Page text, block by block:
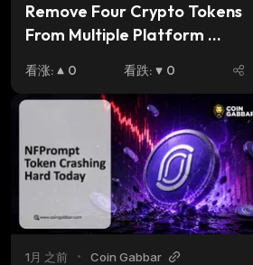
Remove Four Crypto Tokens
From Multiple Platform
看涨: 0 看跌: 0
1月 之前 • Coin Gabbar